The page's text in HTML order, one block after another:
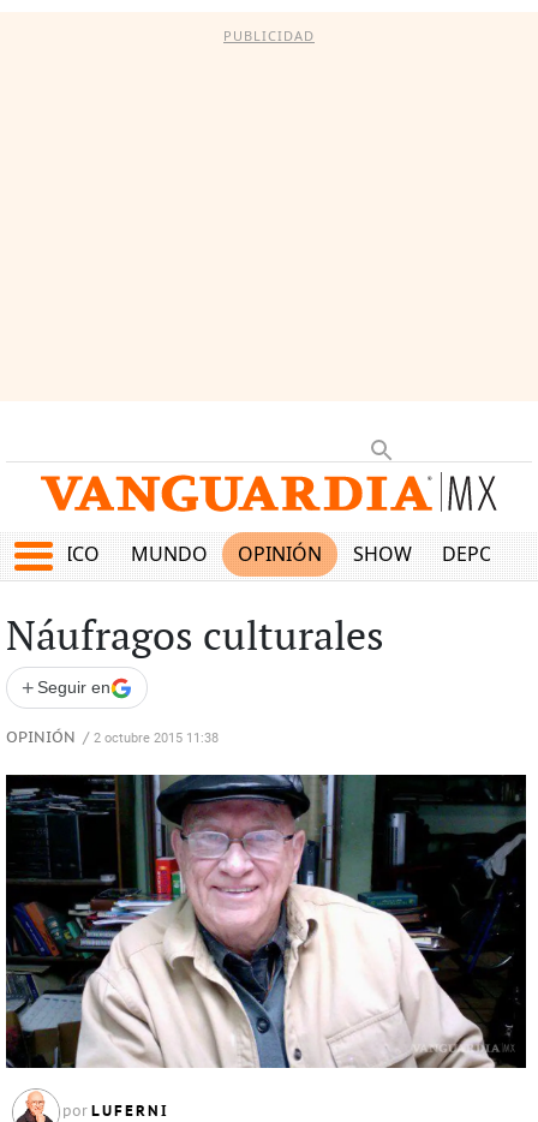
PUBLICIDAD
MÉXICO MUNDO OPINIÓN SHOW
Náufragos culturales
+ Seguir en
OPINIÓN / 2 octubre 2015 11:38
por LUFERNI